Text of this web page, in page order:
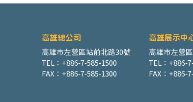
高雄總公司 高雄展示中
高雄市左營區站前北路30號
TEL：+886-7-585-1500
FAX：+886-7-585-1300
高雄市左營
TEL：+886-
FAX：+886-